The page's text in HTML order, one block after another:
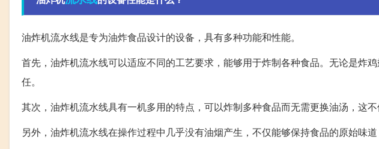
油炸机流水线是专为油炸食品设计的设备，具有多种功能和性能。
首先，油炸机流水线可以适应不同的工艺要求，能够用于炸制各种食品。无论是炸
任。
其次，油炸机流水线具有一机多用的特点，可以炸制多种食品而无需更换油汤，这不
另外，油炸机流水线在操作过程中几乎没有油烟产生，不仅能够保持食品的原始味